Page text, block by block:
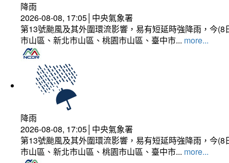
降雨
2026-08-08, 17:05│中央氣象署
第13號颱風及其外圍環流影響，易有短延時強降雨，今
市山區、新北市山區、桃園市山區、臺中市... more...
降雨
2026-08-08, 17:05│中央氣象署
第13號颱風及其外圍環流影響，易有短延時強降雨，今
市山區、新北市山區、桃園市山區、臺中市... more...